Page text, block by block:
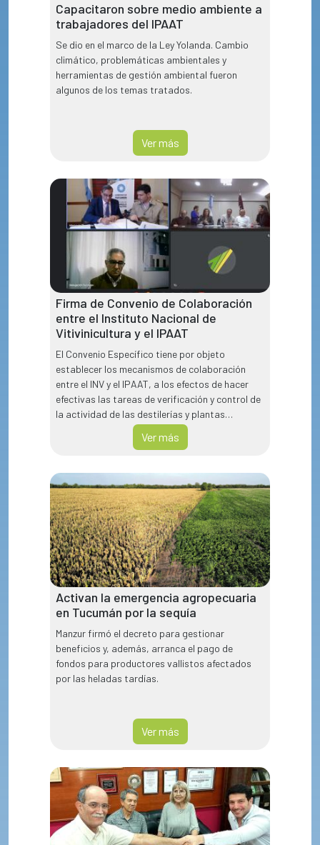
Capacitaron sobre medio ambiente a
trabajadores del IPAAT
Se dio en el marco de la Ley Yolanda. Cambio
climático, problemáticas ambientales y
herramientas de gestión ambiental fueron
algunos de los temas tratados.
Ver más
Firma de Convenio de Colaboración
entre el Instituto Nacional de
Vitivinicultura y el IPAAT
El Convenio Específico tiene por objeto
establecer los mecanismos de colaboración
entre el INV y el IPAAT, a los efectos de hacer
efectivas las tareas de verificación y control de
la actividad de las destilerías y plantas
anhidradoras inscriptas en la provincia de
Ver más
Activan la emergencia agropecuaria
en Tucumán por la sequía
Manzur firmó el decreto para gestionar
beneficios y, además, arranca el pago de
fondos para productores vallistos afectados
por las heladas tardías.
Ver más